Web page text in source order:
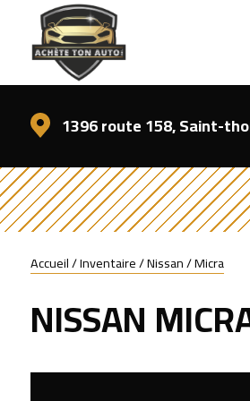
1396 route 158, Saint-
Accueil/Inventaire/Nissan/Micra
NISSAN